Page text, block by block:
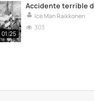
01:25
Accidente terrible
Ice Man Raikkonen
303